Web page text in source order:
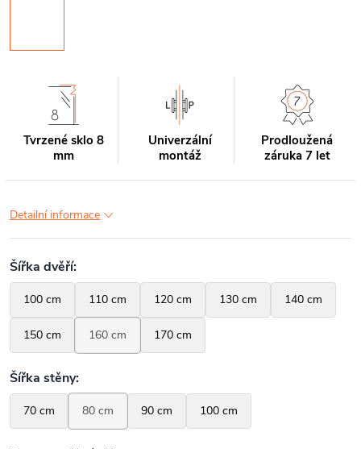
Tvrzené sklo 8
mm
Univerzální
montáž
Prodloužená
záruka 7 let
Detailní informace